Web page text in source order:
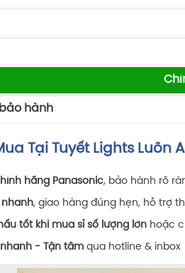
liệu
hành
Tại Tuyết Lights Luôn
hãng Panasonic, bảo hành rõ
nhanh, giao hàng đúng hẹn, hỗ trợ
tốt khi mua sỉ số lượng lớn hoặc
nhanh - Tận tâm qua hotline & inbox